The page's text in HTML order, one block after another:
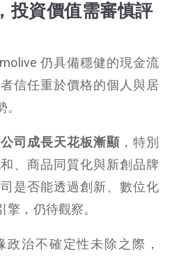
投資價值需審慎評
仍具備穩健的現金流
信任重於價格的個人與居
公司成長天花板漸顯，特別
、商品同質化與新創品牌
是否能透過創新、數位化
，仍待觀察。
治不確定性未除之際，